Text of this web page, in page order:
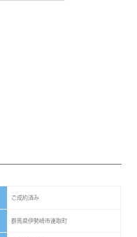
ご成約済み
群馬県伊勢崎市連取町